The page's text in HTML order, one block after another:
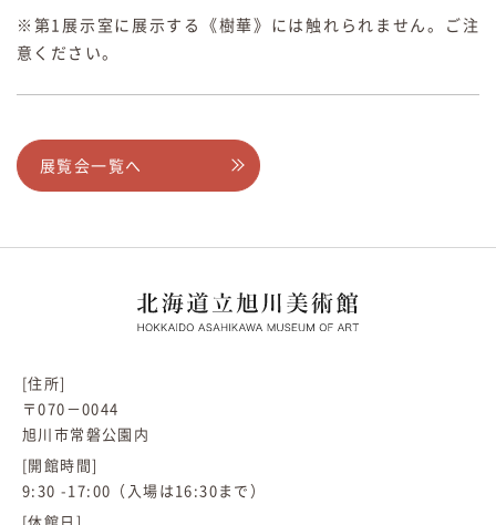
※第1展示室に展示する《樹華》には触れられません。ご注
意ください。
展覧会一覧へ
[住所]
〒070－0044
旭川市常磐公園内
[開館時間]
9:30 -17:00（入場は16:30まで）
[休館日]